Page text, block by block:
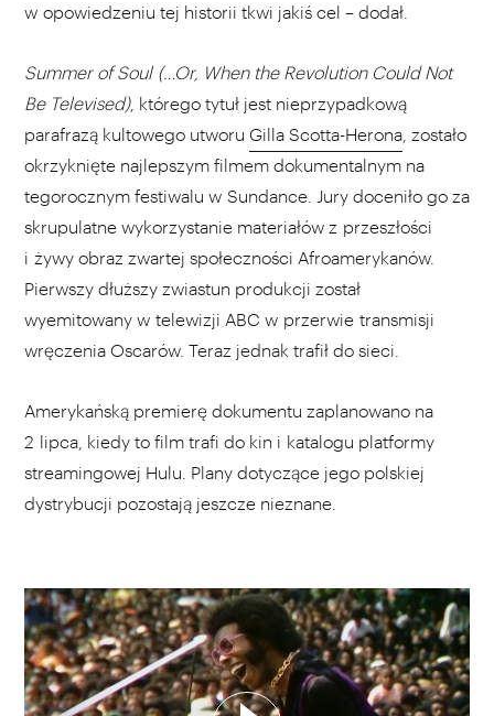
w opowiedzeniu tej historii tkwi jakiś cel – dodał.
Summer of Soul (…Or, When the Revolution Could Not
Be Televised), którego tytuł jest nieprzypadkową
parafrazą kultowego utworu Gilla Scotta-Herona , zostało
okrzyknięte najlepszym filmem dokumentalnym na
tegorocznym festiwalu w Sundance. Jury doceniło go za
skrupulatne wykorzystanie materiałów z przeszłości
i żywy obraz zwartej społeczności Afroamerykanów.
Pierwszy dłuższy zwiastun produkcji został
wyemitowany w telewizji ABC w przerwie transmisji
wręczenia Oscarów. Teraz jednak trafił do sieci.
Amerykańską premierę dokumentu zaplanowano na
2 lipca, kiedy to film trafi do kin i katalogu platformy
streamingowej Hulu. Plany dotyczące jego polskiej
dystrybucji pozostają jeszcze nieznane.
WYBIERZ SWOJĄ PLAYLISTĘ